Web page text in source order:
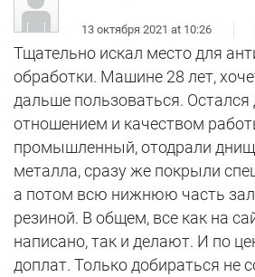
13 октября 2021 at 10:26
Тщательно искал место для
обработки. Машине 28 лет,
дальше пользоваться. Остался
отношением и качеством
промышленный, отодрали
металла, сразу же покрыли
а потом всю нижнюю часть
резиной. В общем, все как на
написано, так и делают. И по
доплат. Только добираться не